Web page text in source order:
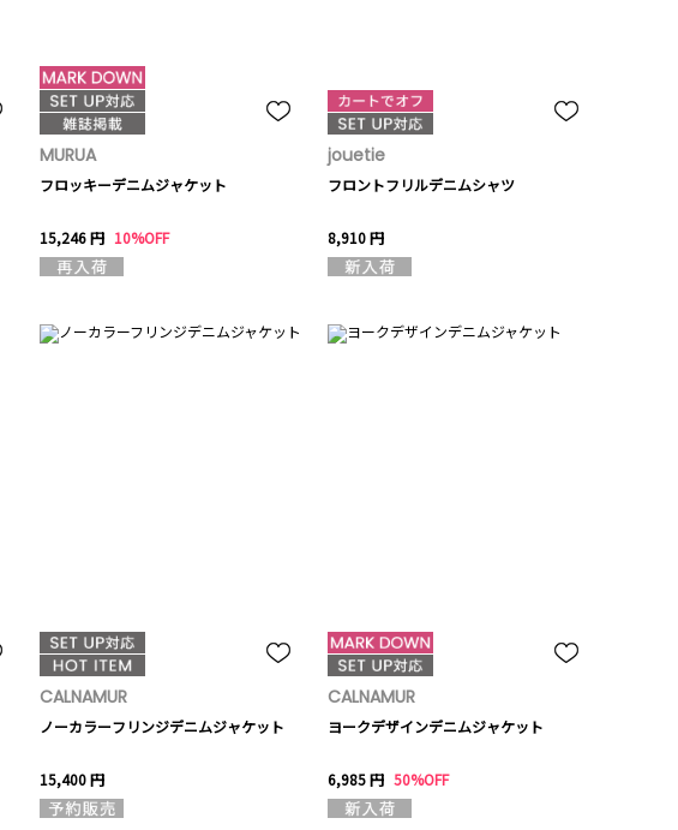
MURUA
フロッキーデニムジャケット
15,246 円 10%OFF
jouetie
フロントフリルデニムシャツ
8,910 円
CALNAMUR
ノーカラーフリンジデニムジャケット
15,400 円
CALNAMUR
ヨークデザインデニムジャケット
6,985 円 50%OFF